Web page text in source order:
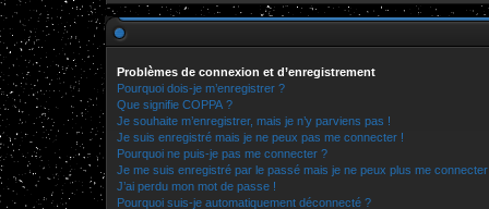
Problèmes de connexion et d’enregistrement
Pourquoi dois-je m’enregistrer ?
Que signifie COPPA ?
Je souhaite m’enregistrer, mais je n’y parviens pas !
Je suis enregistré mais je ne peux pas me connecter !
Pourquoi ne puis-je pas me connecter ?
Je me suis enregistré par le passé mais je ne peux plus me connecter
J’ai perdu mon mot de passe !
Pourquoi suis-je automatiquement déconnecté ?